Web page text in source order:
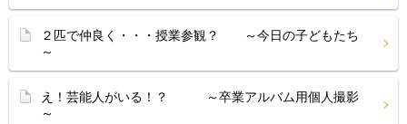
２匹で仲良く・・・授業参観？ ～今日の子どもたち
～
え！芸能人がいる！？ ～卒業アルバム用個人撮影
～